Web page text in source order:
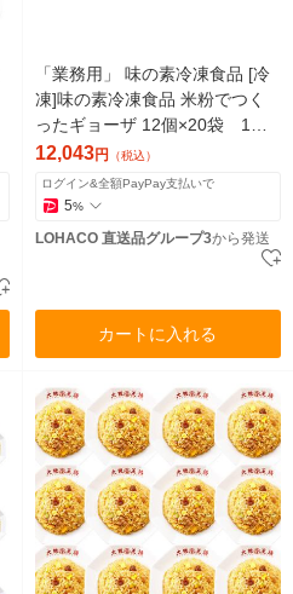
「業務用」 味の素冷凍食品 [冷
凍]味の素冷凍食品 米粉でつく
ったギョーザ 12個×20袋 1箱
（12個×20袋）（直送品）
12,043円 （税込）
ログイン&全額PayPay支払いで
5%
LOHACO 直送品グループ3から発送
カートに入れる